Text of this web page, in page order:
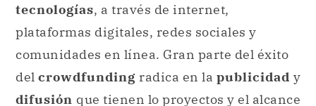
tecnologías, a través de internet,
plataformas digitales, redes sociales y
comunidades en línea. Gran parte del éxito
del crowdfunding radica en la publicidad y
difusión que tienen lo proyectos y el alcance